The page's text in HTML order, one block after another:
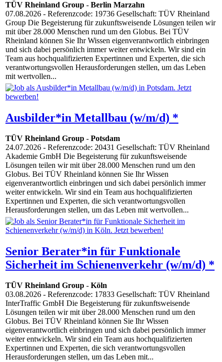
TÜV Rheinland Group - Berlin Marzahn
07.08.2026 - Referenzcode: 19736 Gesellschaft: TÜV Rheinland
Group Die Begeisterung für zukunftsweisende Lösungen teilen wir
mit über 28.000 Menschen rund um den Globus. Bei TÜV
Rheinland können Sie Ihr Wissen eigenverantwortlich einbringen
und sich dabei persönlich immer weiter entwickeln. Wir sind ein
Team aus hochqualifizierten Expertinnen und Experten, die sich
verantwortungsvollen Herausforderungen stellen, um das Leben
mit wertvollen...
Ausbilder*in Metallbau (w/m/d) *
TÜV Rheinland Group - Potsdam
24.07.2026 - Referenzcode: 20431 Gesellschaft: TÜV Rheinland
Akademie GmbH Die Begeisterung für zukunftsweisende
Lösungen teilen wir mit über 28.000 Menschen rund um den
Globus. Bei TÜV Rheinland können Sie Ihr Wissen
eigenverantwortlich einbringen und sich dabei persönlich immer
weiter entwickeln. Wir sind ein Team aus hochqualifizierten
Expertinnen und Experten, die sich verantwortungsvollen
Herausforderungen stellen, um das Leben mit wertvollen...
Senior Berater*in für Funktionale
Sicherheit im Schienenverkehr (w/m/d) *
TÜV Rheinland Group - Köln
03.08.2026 - Referenzcode: 17833 Gesellschaft: TÜV Rheinland
InterTraffic GmbH Die Begeisterung für zukunftsweisende
Lösungen teilen wir mit über 28.000 Menschen rund um den
Globus. Bei TÜV Rheinland können Sie Ihr Wissen
eigenverantwortlich einbringen und sich dabei persönlich immer
weiter entwickeln. Wir sind ein Team aus hochqualifizierten
Expertinnen und Experten, die sich verantwortungsvollen
Herausforderungen stellen, um das Leben mit...